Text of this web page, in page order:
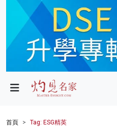
政局
財經
首頁 Tag: ESG精英